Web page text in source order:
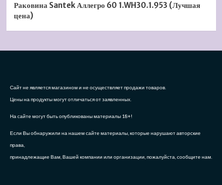
Раковина Santek Аллегро 60 1.WH30.1.953 (Лучшая
цена)
Сайт не является магазином и не осуществляет продажи товаров.
Цены на продукты могут отличаться от заявленных.
На сайте могут быть опубликованы материалы 18+!
Если Вы обнаружили на нашем сайте материалы, которые нарушают авторские
права,
принадлежащие Вам, Вашей компании или организации, пожалуйста, сообщите нам.